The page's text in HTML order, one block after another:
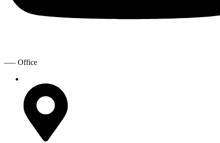
—– Office